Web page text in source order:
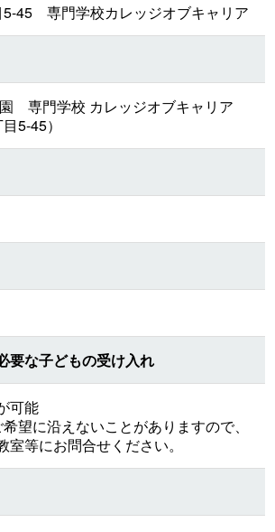
5-45 専門学校カレッジオブキャリア
専門学校 カレッジオブキャリア
5-45）
要な子どもの受け入れ
可能
望に沿えないことがありますので、
室等にお問合せください。